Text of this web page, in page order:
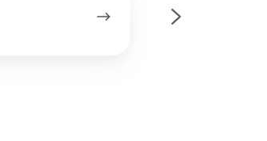
Verwaltung